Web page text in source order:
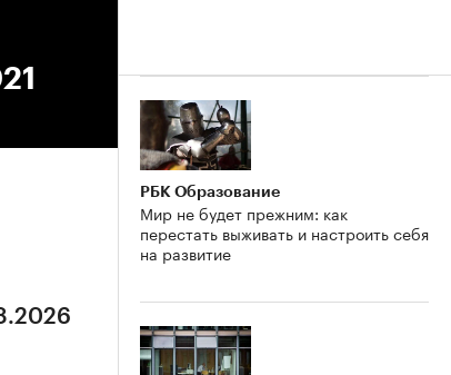
РБК Образование
Мир не будет прежним: как
перестать выживать и настроить себя
на развитие